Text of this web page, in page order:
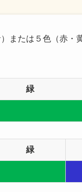
または５色（赤・
緑
緑